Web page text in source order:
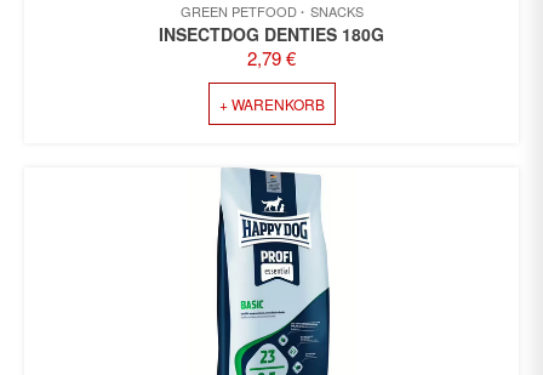
GREEN PETFOOD SNACKS
INSECTDOG DENTIES 180G
2,79€
+ WARENKORB